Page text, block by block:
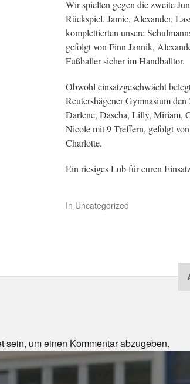
Wir spielten gegen die zweite
Rückspiel. Jamie, Alexander,
komplettierten unsere
gefolgt von Finn Jannik,
Fußballer sicher im Handballtor.
Obwohl einsatzgeschwächt
Reutershägener Gymnasium
Darlene, Dascha, Lilly, Miriam,
Nicole mit 9 Treffern, gefolgt
Charlotte.
Ein riesiges Lob für euren
In Uncategorized
sein, um einen Kommentar abzugeben.